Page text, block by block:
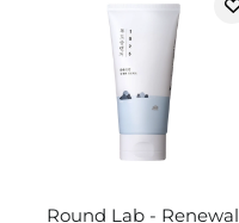
Round Lab - Renewal